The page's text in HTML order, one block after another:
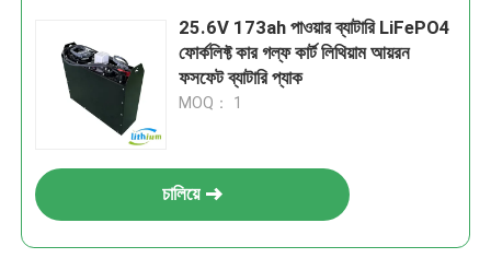
25.6V 173ah পাওয়ার ব্যাটারি LiFePO4
ফোর্কলিফ্ট কার গল্ফ কার্ট লিথিয়াম আয়রন
ফসফেট ব্যাটারি প্যাক
MOQ： 1
চালিয়ে